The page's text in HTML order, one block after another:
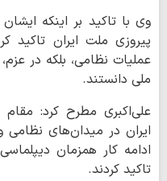
وی با تاکید بر اینکه
پیروزی ملت ایران تاکید
عملیات نظامی، بلکه در
ملی دانستند.
علی‌اکبری مطرح کرد:
ایران در میدان‌های نظامی
ادامه کار همزمان
تاکید کردند.